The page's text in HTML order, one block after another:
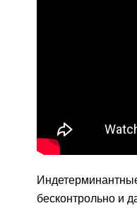
бесконтрольно и